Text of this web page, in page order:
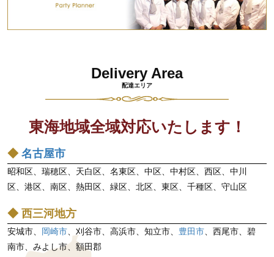
Delivery Area
配達エリア
東海地域全域対応いたします！
◆ 名古屋市
昭和区、瑞穂区、天白区、名東区、中区、中村区、西区、中川
区、港区、南区、熱田区、緑区、北区、東区、千種区、守山区
◆ 西三河地方
安城市、 岡崎市 、刈谷市、高浜市、知立市、 豊田市 、西尾市、碧
南市、みよし市、額田郡